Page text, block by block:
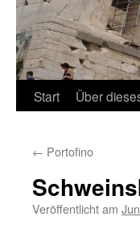
Start Über
← Portofino
Veröffentlicht am